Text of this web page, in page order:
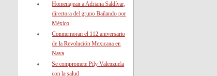
Homenajean a Adriana Saldívar,
directora del grupo Bailando por
México
Conmemoran el 112 aniversario
de la Revolución Mexicana en
Nava
Se compromete Pily Valenzuela
con la salud